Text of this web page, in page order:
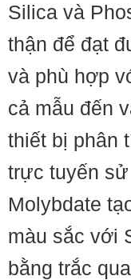
Silica và
thận để đạt
và phù hợp
cả mẫu đến
thiết bị phân
trực tuyến
Molybdate
màu sắc với
bằng trắc